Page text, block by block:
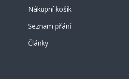
Nákupní košík
Seznam přání
Články